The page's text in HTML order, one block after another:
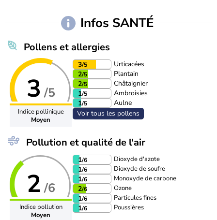
Infos SANTÉ
Pollens et allergies
3 /5
Indice pollinique
Moyen
3/5
Urticacées
2/5
Plantain
2/5
Châtaignier
1/5
Ambroisies
1/5
Aulne
Voir tous les pollens
Pollution et qualité de l'air
2 /6
Indice pollution
Moyen
1/6 Dioxyde d'azote
1/6 Dioxyde de soufre
1/6 Monoxyde de carbone
2/6 Ozone
1/6 Particules fines
1/6 Poussières